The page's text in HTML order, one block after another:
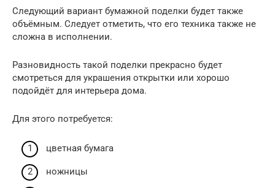
Следующий вариант бумажной поделки будет также
объёмным. Следует отметить, что его техника также не
сложна в исполнении.
Разновидность такой поделки прекрасно будет
смотреться для украшения открытки или хорошо
подойдёт для интерьера дома.
Для этого потребуется:
цветная бумага
ножницы